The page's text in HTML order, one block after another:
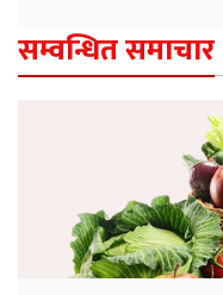
सम्वन्धित समाचार